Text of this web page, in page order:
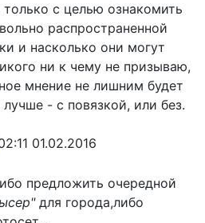
с целью ознакомить
распространенной
и насколько они могут
ни к чему не призываю,
мнение не лишним будет
- с повязкой, или без.
01.02.2016
предложить очередной
для города,либо